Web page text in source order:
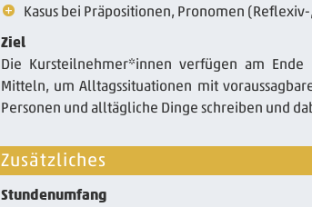
Kasus bei Präpositionen, Pronomen
Ziel
Die Kursteilnehmer*innen verfügen am
Mitteln, um Alltagssituationen mit
Personen und alltägliche Dinge schreiben und
Zusätzliches
Stundenumfang